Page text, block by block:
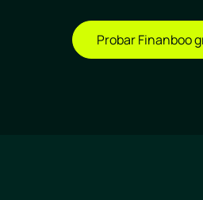
Probar Finanboo